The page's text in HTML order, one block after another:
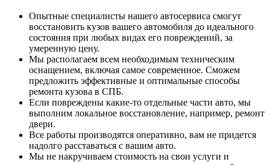
Опытные специалисты нашего автосервиса смогут
восстановить кузов вашего автомобиля до идеального
состояния при любых видах его повреждений, за
умеренную цену.
Мы располагаем всем необходимым техническим
оснащением, включая самое современное. Сможем
предложить эффективные и оптимальные способы
ремонта кузова в СПБ.
Если повреждены какие-то отдельные части авто, мы
выполним локальное восстановление, например, ремонт
двери.
Все работы производятся оперативно, вам не придется
надолго расставаться с вашим авто.
Мы не накручиваем стоимость на свои услуги и